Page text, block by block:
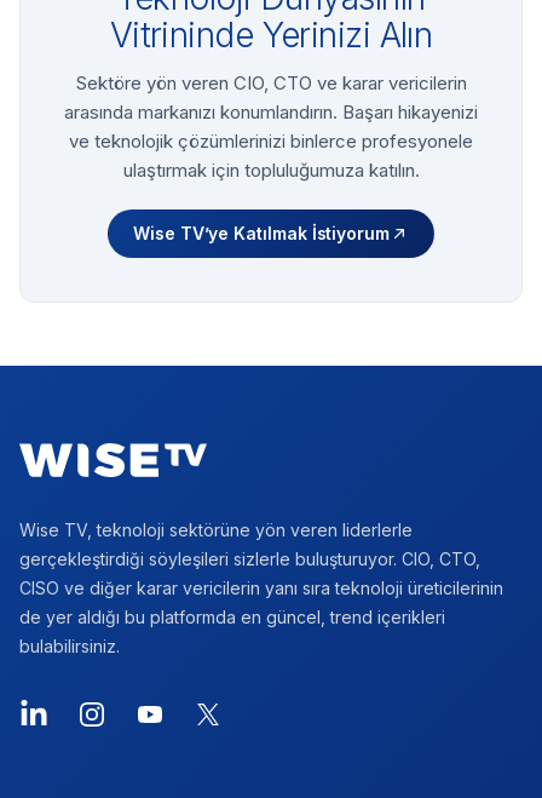
Vitrininde Yerinizi Alın
Sektöre yön veren CIO, CTO ve karar vericilerin
arasında markanızı konumlandırın. Başarı hikayenizi
ve teknolojik çözümlerinizi binlerce profesyonele
ulaştırmak için topluluğumuza katılın.
Wise TV’ye Katılmak İstiyorum
Wise TV, teknoloji sektörüne yön veren liderlerle
gerçekleştirdiği söyleşileri sizlerle buluşturuyor. CIO, CTO,
CISO ve diğer karar vericilerin yanı sıra teknoloji üreticilerinin
de yer aldığı bu platformda en güncel, trend içerikleri
bulabilirsiniz.
LinkedInInstagramYouTube
X